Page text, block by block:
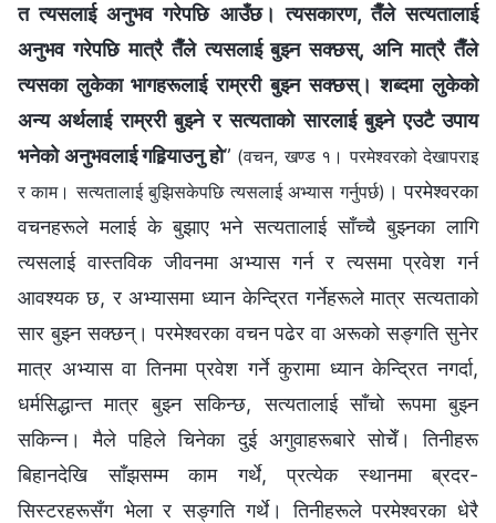
त त्यसलाई अनुभव गरेपछि आउँछ। त्यसकारण, तैँले सत्यतालाई
अनुभव गरेपछि मात्रै तैँले त्यसलाई बुझ्न सक्छस्, अनि मात्रै तैँले
त्यसका लुकेका भागहरूलाई राम्ररी बुझ्न सक्छस्। शब्दमा लुकेको
अन्य अर्थलाई राम्ररी बुझ्ने र सत्यताको सारलाई बुझ्ने एउटै उपाय
भनेको अनुभवलाई गहिर्‍याउनु हो” (वचन, खण्ड १। परमेश्‍वरको देखापराइ
र काम। सत्यतालाई बुझिसकेपछि त्यसलाई अभ्यास गर्नुपर्छ) । परमेश्‍वरका
वचनहरूले मलाई के बुझाए भने सत्यतालाई साँच्चै बुझ्नका लागि
त्यसलाई वास्तविक जीवनमा अभ्यास गर्न र त्यसमा प्रवेश गर्न
आवश्यक छ, र अभ्यासमा ध्यान केन्द्रित गर्नेहरूले मात्र सत्यताको
सार बुझ्न सक्छन्। परमेश्‍वरका वचन पढेर वा अरूको सङ्गति सुनेर
मात्र अभ्यास वा तिनमा प्रवेश गर्ने कुरामा ध्यान केन्द्रित नगर्दा,
धर्मसिद्धान्त मात्र बुझ्न सकिन्छ, सत्यतालाई साँचो रूपमा बुझ्न
सकिन्न। मैले पहिले चिनेका दुई अगुवाहरूबारे सोचेँ। तिनीहरू
बिहानदेखि साँझसम्म काम गर्थे, प्रत्येक स्थानमा ब्रदर-
सिस्टरहरूसँग भेला र सङ्गति गर्थे। तिनीहरूले परमेश्‍वरका धेरै